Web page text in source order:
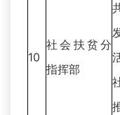
10
社会扶贫分
指挥部